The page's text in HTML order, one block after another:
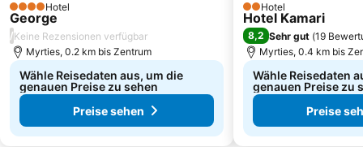
Avlakia
Akti Zouroudi
Palmarina Yalikavak
Palmarina Bodrum
4 SterneHotel
George
/Keine Rezensionen verfügbar
Myrties, 0.2 km bis Zentrum
Wähle Reisedaten aus, um die
genauen Preise zu sehen
Preise sehen
2 Sterne
Hotel
Hotel Kamari
8,2 Sehr gut (19
Myrties, 0.4 km bis
Wähle Reisedaten
genauen Preise zu
Preise